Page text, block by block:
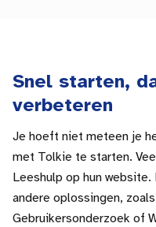
Snel starten,
verbeteren
Je hoeft niet meteen je
met Tolkie te starten.
Leeshulp op hun
andere oplossingen,
Gebruikersonderzoek of